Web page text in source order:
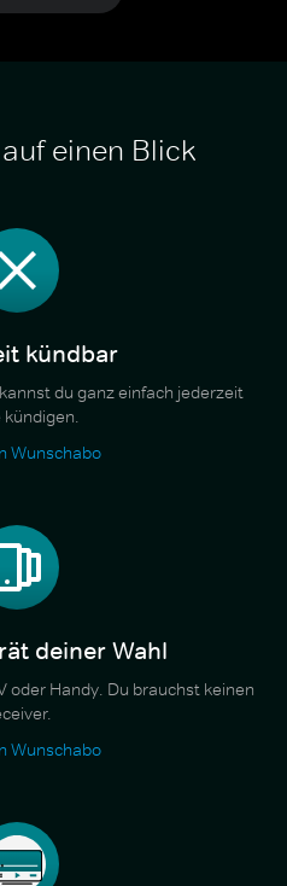
einen Blick
kündbar
du ganz einfach jederzeit
kündigen.
Wunschabo
deiner Wahl
oder Handy. Du brauchst keinen
Wunschabo